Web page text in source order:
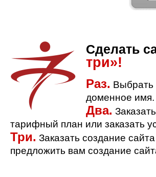
Сделать
три»!
Раз. Выбрать
доменное имя.
Два.
тарифный план или заказать
Три. Заказать создание
предложить вам создание